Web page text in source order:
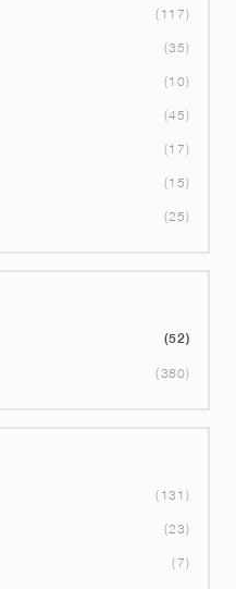
117
35
10
45
17
15
25
52
380
131
23
7